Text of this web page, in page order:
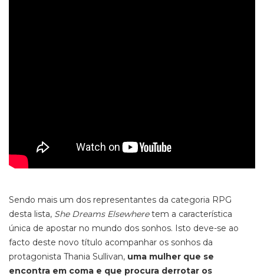
Sendo mais um dos representantes da categoria RPG
desta lista, She Dreams Elsewheretem a característica
única de apostar no mundo dos sonhos. Isto deve-se ao
facto deste novo título acompanhar os sonhos da
protagonista Thania Sullivan, uma mulher que se
encontra em coma e que procura derrotar os